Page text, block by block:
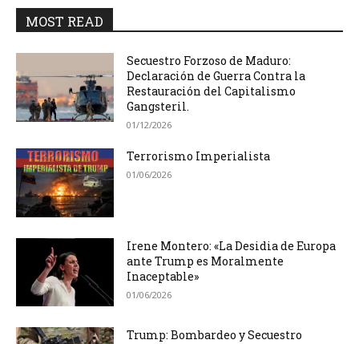
MOST READ
Secuestro Forzoso de Maduro:
Declaración de Guerra Contra la
Restauración del Capitalismo
Gangsteril.
01/12/2026
Terrorismo Imperialista
01/06/2026
Irene Montero: «La Desidia de Europa
ante Trump es Moralmente
Inaceptable»
01/06/2026
Trump: Bombardeo y Secuestro